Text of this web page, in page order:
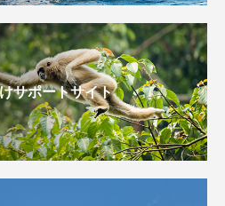
サポートサイト